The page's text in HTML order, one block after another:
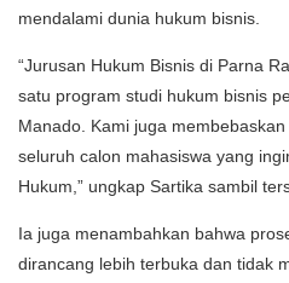
mendalami dunia hukum bisnis.
“Jurusan Hukum Bisnis di Parna
satu program studi hukum bisnis
Manado. Kami juga
seluruh calon mahasiswa yang
Hukum,” ungkap Sartika sambil
Ia juga menambahkan bahwa
dirancang lebih terbuka dan tidak